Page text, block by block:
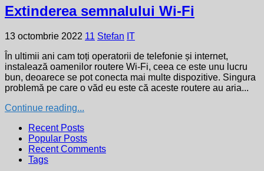
Extinderea semnalului Wi-Fi
13 octombrie 2022 11 Stefan IT
În ultimii ani cam toți operatorii de telefonie și internet,
instalează oamenilor routere Wi-Fi, ceea ce este unu lucru
bun, deoarece se pot conecta mai multe dispozitive. Singura
problemă pe care o văd eu este că aceste routere au aria...
Continue reading...
Recent Posts
Popular Posts
Recent Comments
Tags